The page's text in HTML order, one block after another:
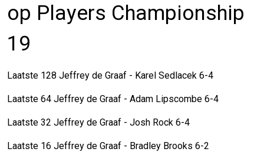
op Players Championship
19
Laatste 128 Jeffrey de Graaf - Karel Sedlacek 6-4
Laatste 64 Jeffrey de Graaf - Adam Lipscombe 6-4
Laatste 32 Jeffrey de Graaf - Josh Rock 6-4
Laatste 16 Jeffrey de Graaf - Bradley Brooks 6-2